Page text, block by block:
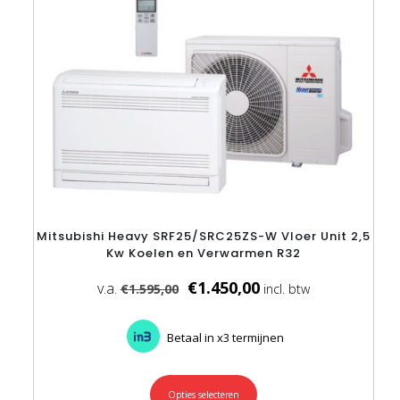
de
productpagina
Mitsubishi Heavy SRF25/SRC25ZS-W Vloer Unit 2,5
Kw Koelen en Verwarmen R32
€1.595,00 €1.450,00
Betaal in x3 termijnen
Opties selecteren